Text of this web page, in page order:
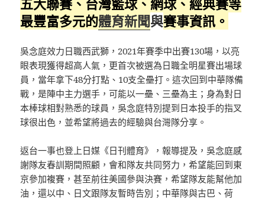
最豐富多元的體育新聞與賽事資訊。
吳念庭效力日職西武獅，2021年賽季中出賽130場，以亮
眼表現獲得超高人氣，更首次被選為日職全明星賽出場球
員，當年拿下48分打點、10支全壘打。這次回到中華隊備
戰，是陣中主力選手，可能以一壘、三壘為主；身為對日
本棒球相對熟悉的球員，吳念庭特別提到日本投手的指叉
球很出色，並希望將過去的經驗與台灣隊分享。
返台一事也登上日媒《日刊體育》，報導提及，吳念庭感
謝隊友春訓期間照顧，會和隊友共同努力，希望能回到東
京參加複賽，甚至前往美國參與決賽，希望隊友能幫他加
油，還以中、日文跟隊友暫時告別；中華隊與古巴、荷